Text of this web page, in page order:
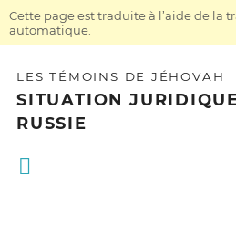
Cette page est traduite à l’aide de la
automatique.
LES TÉMOINS DE JÉHOVAH
SITUATION
RUSSIE